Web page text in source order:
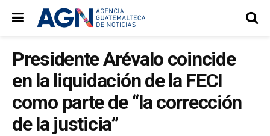
Presidente Arévalo coincide
en la liquidación de la FECI
como parte de “la corrección
de la justicia”